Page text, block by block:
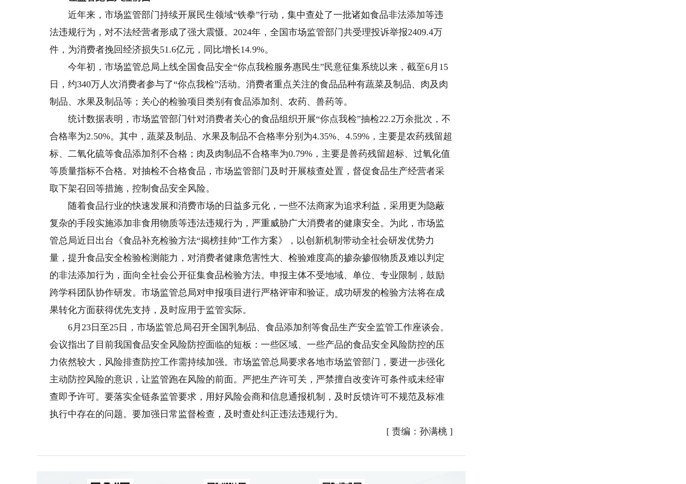
近年来，市场监管部门持续开展民生领域“铁拳”行动，集中查处了一批诸如食品非法添加等违
法违规行为，对不法经营者形成了强大震慑。2024年，全国市场监管部门共受理投诉举报2409.4万
件，为消费者挽回经济损失51.6亿元，同比增长14.9%。
今年初，市场监管总局上线全国食品安全“你点我检服务惠民生”民意征集系统以来，截至6月15
日，约340万人次消费者参与了“你点我检”活动。消费者重点关注的食品品种有蔬菜及制品、肉及肉
制品、水果及制品等；关心的检验项目类别有食品添加剂、农药、兽药等。
统计数据表明，市场监管部门针对消费者关心的食品组织开展“你点我检”抽检22.2万余批次，不
合格率为2.50%。其中，蔬菜及制品、水果及制品不合格率分别为4.35%、4.59%，主要是农药残留超
标、二氧化硫等食品添加剂不合格；肉及肉制品不合格率为0.79%，主要是兽药残留超标、过氧化值
等质量指标不合格。对抽检不合格食品，市场监管部门及时开展核查处置，督促食品生产经营者采
取下架召回等措施，控制食品安全风险。
随着食品行业的快速发展和消费市场的日益多元化，一些不法商家为追求利益，采用更为隐蔽
复杂的手段实施添加非食用物质等违法违规行为，严重威胁广大消费者的健康安全。为此，市场监
管总局近日出台《食品补充检验方法“揭榜挂帅”工作方案》，以创新机制带动全社会研发优势力
量，提升食品安全检验检测能力，对消费者健康危害性大、检验难度高的掺杂掺假物质及难以判定
的非法添加行为，面向全社会公开征集食品检验方法。申报主体不受地域、单位、专业限制，鼓励
跨学科团队协作研发。市场监管总局对申报项目进行严格评审和验证。成功研发的检验方法将在成
果转化方面获得优先支持，及时应用于监管实际。
6月23日至25日，市场监管总局召开全国乳制品、食品添加剂等食品生产安全监管工作座谈会。
会议指出了目前我国食品安全风险防控面临的短板：一些区域、一些产品的食品安全风险防控的压
力依然较大，风险排查防控工作需持续加强。市场监管总局要求各地市场监管部门，要进一步强化
主动防控风险的意识，让监管跑在风险的前面。严把生产许可关，严禁擅自改变许可条件或未经审
查即予许可。要落实全链条监管要求，用好风险会商和信息通报机制，及时反馈许可不规范及标准
执行中存在的问题。要加强日常监督检查，及时查处纠正违法违规行为。
[ 责编：孙满桃]